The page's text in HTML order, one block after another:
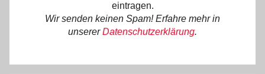
eintragen.
Wir senden keinen Spam! Erfahre mehr in
unsererDatenschutzerklärung.